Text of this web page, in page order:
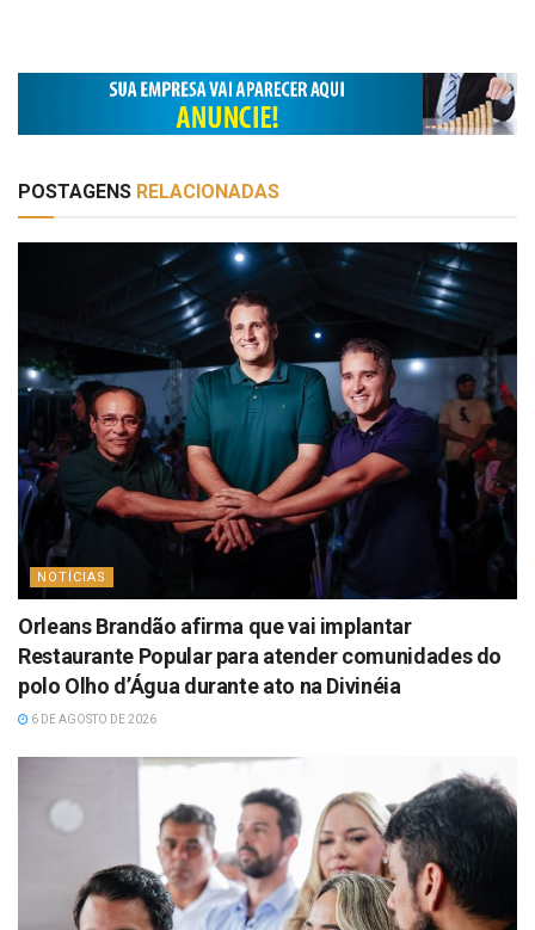
POSTAGENS RELACIONADAS
NOTÍCIAS
Orleans Brandão afirma que vai implantar
Restaurante Popular para atender comunidades do
polo Olho d’Água durante ato na Divinéia
6 DE AGOSTO DE 2026